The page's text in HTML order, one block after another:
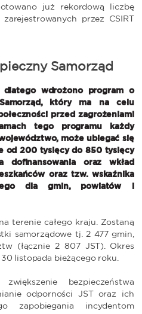
już rekordową liczbę
przez CSIRT
Samorząd
dlatego wdrożono program o
który ma na celu
przed zagrożeniami
tego programu każdy
może ubiegać się
od 200 tysięcy do 850 tysięcy
dofinansowania oraz wkład
oraz tzw. wskaźnika
dla gmin, powiatów i
terenie całego kraju. Zostaną
samorządowe tj. 2 477 gmin,
(łącznie 2 807 JST). Okres
listopada bieżącego roku.
bezpieczeństwa
odporności JST oraz ich
zapobiegania incydentom